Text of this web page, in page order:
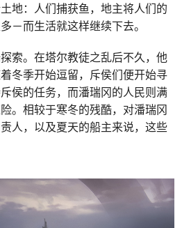
地：人们捕获鱼，地主将人们的
－而生活就这样继续下去。
索。在塔尔教徒之乱后不久，他
冬季开始逗留，斥侯们便开始寻
侯的任务，而潘瑞冈的人民则满
。相较于寒冬的残酷，对潘瑞冈
人，以及夏天的船主来说，这些